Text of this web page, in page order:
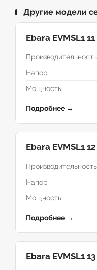
Другие модели
Ebara EVMSL1 11
Производительность
Напор
Мощность
Подробнее →
Ebara EVMSL1 12
Производительность
Напор
Мощность
Подробнее →
Ebara EVMSL1 13